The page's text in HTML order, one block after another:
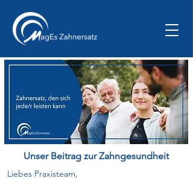
Unser Beitrag zur Zahngesundheit
Liebes Praxisteam,